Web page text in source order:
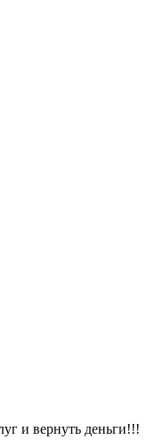
и вернуть деньги!!!